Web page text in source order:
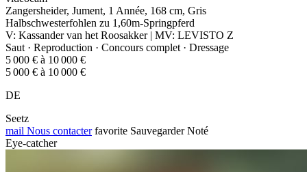
Zangersheider, Jument, 1 Année, 168 cm, Gris
Halbschwesterfohlen zu 1,60m-Springpferd
V: Kassander van het Roosakker | MV: LEVISTO Z
Saut · Reproduction · Concours complet · Dressage
5 000 € à 10 000 €
5 000 € à 10 000 €
DE
Seetz
mail Nous contacter favorite Sauvegarder Noté
Eye-catcher